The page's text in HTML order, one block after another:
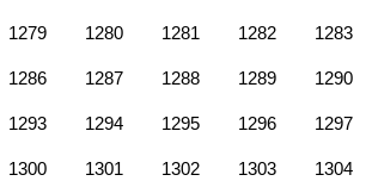
1279 1280 1281 1282 1283
1286 1287 1288 1289 1290
1293 1294 1295 1296 1297
1300 1301 1302 1303 1304